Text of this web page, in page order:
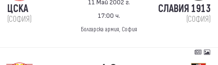
ЦСКА
(СОФИЯ)
11 Май 2002 г.
17:00 ч.
Болгарска армия, София
СЛАВИЯ 1913
(СОФИЯ)